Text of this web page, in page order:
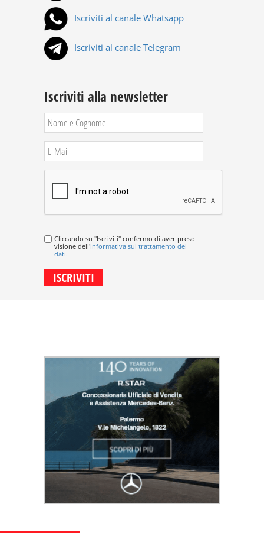
Iscriviti al canale Whatsapp
Iscriviti al canale Telegram
Iscriviti alla newsletter
Cliccando su "Iscriviti" confermo di aver preso
visione dell'informativa sul trattamento dei
dati.